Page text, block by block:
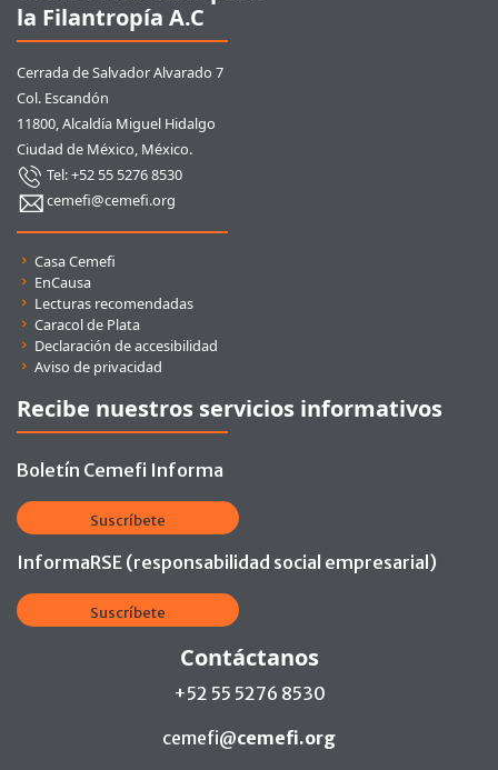
la Filantropía A.C
Cerrada de Salvador Alvarado 7
Col. Escandón
11800, Alcaldía Miguel Hidalgo
Ciudad de México, México.
Tel: +52 55 5276 8530
cemefi@cemefi.org
Enlaces rápidos
Casa Cemefi
EnCausa
Lecturas recomendadas
Caracol de Plata
Declaración de accesibilidad
Aviso de privacidad
Recibe nuestros servicios informativos
Boletín Cemefi Informa
Suscríbete
InformaRSE (responsabilidad social empresarial)
Suscríbete
Contáctanos
+52 55 5276 8530
cemefi@cemefi.org